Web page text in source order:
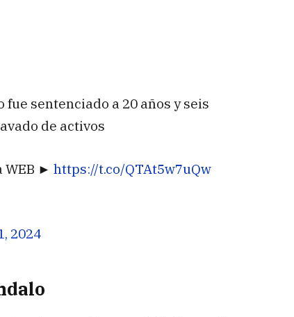
sentenciado a 20 años y seis
de activos
WEB ► https://t.co/QTAt5w7uQw
2024